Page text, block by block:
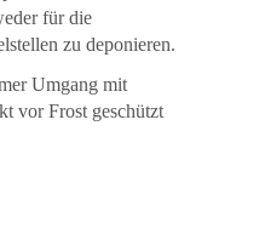
für die
zu deponieren.
Umgang mit
vor Frost geschützt